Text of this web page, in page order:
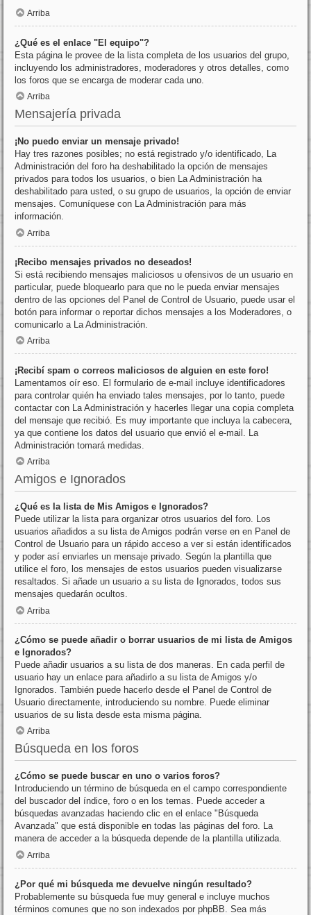
Arriba
¿Qué es el enlace "El equipo"?
Esta página le provee de la lista completa de los usuarios del grupo,
incluyendo los administradores, moderadores y otros detalles, como
los foros que se encarga de moderar cada uno.
Arriba
Mensajería privada
¡No puedo enviar un mensaje privado!
Hay tres razones posibles; no está registrado y/o identificado, La
Administración del foro ha deshabilitado la opción de mensajes
privados para todos los usuarios, o bien La Administración ha
deshabilitado para usted, o su grupo de usuarios, la opción de enviar
mensajes. Comuníquese con La Administración para más
información.
Arriba
¡Recibo mensajes privados no deseados!
Si está recibiendo mensajes maliciosos u ofensivos de un usuario en
particular, puede bloquearlo para que no le pueda enviar mensajes
dentro de las opciones del Panel de Control de Usuario, puede usar el
botón para informar o reportar dichos mensajes a los Moderadores, o
comunicarlo a La Administración.
Arriba
¡Recibí spam o correos maliciosos de alguien en este foro!
Lamentamos oír eso. El formulario de e-mail incluye identificadores
para controlar quién ha enviado tales mensajes, por lo tanto, puede
contactar con La Administración y hacerles llegar una copia completa
del mensaje que recibió. Es muy importante que incluya la cabecera,
ya que contiene los datos del usuario que envió el e-mail. La
Administración tomará medidas.
Arriba
Amigos e Ignorados
¿Qué es la lista de Mis Amigos e Ignorados?
Puede utilizar la lista para organizar otros usuarios del foro. Los
usuarios añadidos a su lista de Amigos podrán verse en en Panel de
Control de Usuario para un rápido acceso a ver si están identificados
y poder así enviarles un mensaje privado. Según la plantilla que
utilice el foro, los mensajes de estos usuarios pueden visualizarse
resaltados. Si añade un usuario a su lista de Ignorados, todos sus
mensajes quedarán ocultos.
Arriba
¿Cómo se puede añadir o borrar usuarios de mi lista de Amigos
e Ignorados?
Puede añadir usuarios a su lista de dos maneras. En cada perfil de
usuario hay un enlace para añadirlo a su lista de Amigos y/o
Ignorados. También puede hacerlo desde el Panel de Control de
Usuario directamente, introduciendo su nombre. Puede eliminar
usuarios de su lista desde esta misma página.
Arriba
Búsqueda en los foros
¿Cómo se puede buscar en uno o varios foros?
Introduciendo un término de búsqueda en el campo correspondiente
del buscador del índice, foro o en los temas. Puede acceder a
búsquedas avanzadas haciendo clic en el enlace "Búsqueda
Avanzada" que está disponible en todas las páginas del foro. La
manera de acceder a la búsqueda depende de la plantilla utilizada.
Arriba
¿Por qué mi búsqueda me devuelve ningún resultado?
Probablemente su búsqueda fue muy general e incluye muchos
términos comunes que no son indexados por phpBB. Sea más